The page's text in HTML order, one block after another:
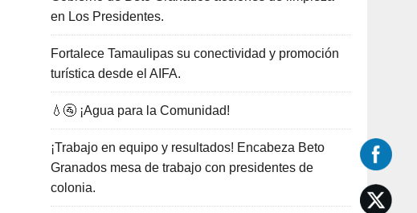
en Los Presidentes.
Fortalece Tamaulipas su conectividad y promoción
turística desde el AIFA.
💧🚰 ¡Agua para la Comunidad!
¡Trabajo en equipo y resultados! Encabeza Beto
Granados mesa de trabajo con presidentes de
colonia.